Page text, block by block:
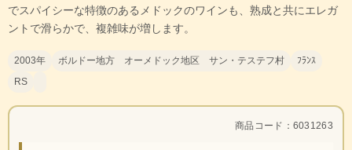
でスパイシーな特徴のあるメドックのワインも、熟成と共にエレガ
ントで滑らかで、複雑味が増します。
2003年 ボルドー地方 オーメドック地区 サン・テステフ村
ﾌﾗﾝｽ
RS
商品コード：6031263